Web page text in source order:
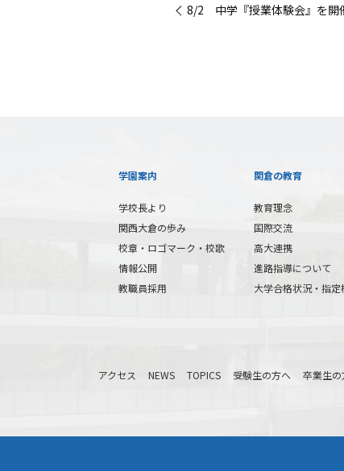
« 8/2 中学『授業体験会』を開
学園案内
学校長より
関西大倉の歩み
校章・ロゴマーク・校歌
情報公開
教職員採用
関倉の教育
教育理念
国際交流
高大連携
進路指導について
大学合格状況・指定
アクセス NEWS TOPICS 受験生の方へ 卒業生の